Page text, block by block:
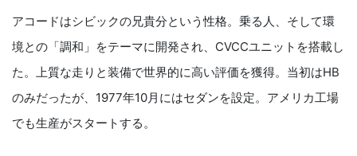
アコードはシビックの兄貴分という性格。乗る人、そして環
境との「調和」をテーマに開発され、CVCCユニットを搭載し
た。上質な走りと装備で世界的に高い評価を獲得。当初はHB
のみだったが、1977年10月にはセダンを設定。アメリカ工場
でも生産がスタートする。